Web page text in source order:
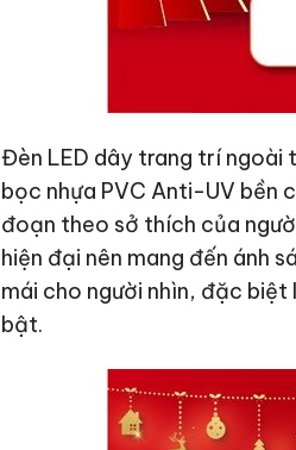
Đèn LED dây trang trí ngoài
bọc nhựa PVC Anti-UV bền
đoạn theo sở thích của
hiện đại nên mang đến ánh
mái cho người nhìn, đặc biệt
bật.